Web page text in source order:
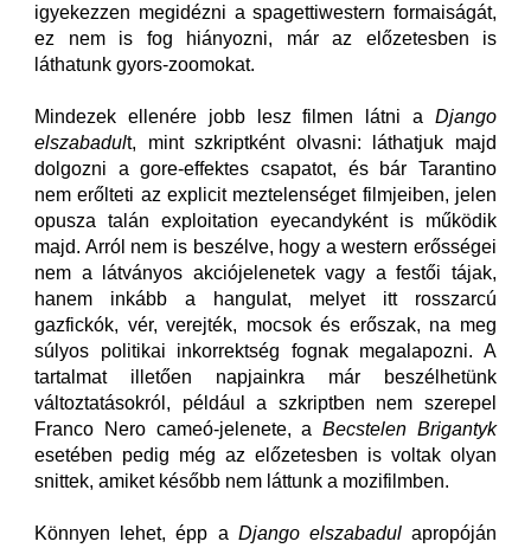
igyekezzen megidézni a spagettiwestern formaiságát,
ez nem is fog hiányozni, már az előzetesben is
láthatunk gyors-zoomokat.
Mindezek ellenére jobb lesz filmen látni a Django
elszabadult, mint szkriptként olvasni: láthatjuk majd
dolgozni a gore-effektes csapatot, és bár Tarantino
nem erőlteti az explicit meztelenséget filmjeiben, jelen
opusza talán exploitation eyecandyként is működik
majd. Arról nem is beszélve, hogy a western erősségei
nem a látványos akciójelenetek vagy a festői tájak,
hanem inkább a hangulat, melyet itt rosszarcú
gazfickók, vér, verejték, mocsok és erőszak, na meg
súlyos politikai inkorrektség fognak megalapozni. A
tartalmat illetően napjainkra már beszélhetünk
változtatásokról, például a szkriptben nem szerepel
Franco Nero cameó-jelenete, aBecstelen Brigantyk
esetében pedig még az előzetesben is voltak olyan
snittek, amiket később nem láttunk a mozifilmben.
Könnyen lehet, épp a Django elszabadulapropóján